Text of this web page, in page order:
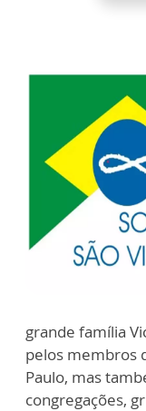
grande família
pelos membros
Paulo, mas
congregações,